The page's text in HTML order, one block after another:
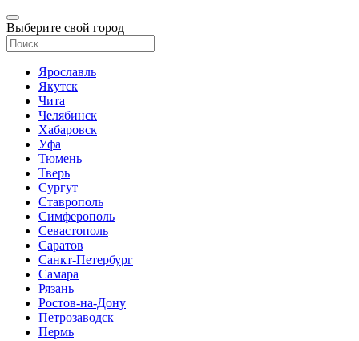
Выберите свой город
Ярославль
Якутск
Чита
Челябинск
Хабаровск
Уфа
Тюмень
Тверь
Сургут
Ставрополь
Симферополь
Севастополь
Саратов
Санкт-Петербург
Самара
Рязань
Ростов-на-Дону
Петрозаводск
Пермь